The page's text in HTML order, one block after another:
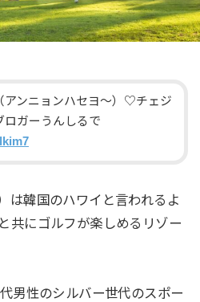
アンニョンハセヨ〜）♡チェジ
ロガーうんしるで
は韓国のハワイと言われるよ
共にゴルフが楽しめるリゾー
男性のシルバー世代のスポー